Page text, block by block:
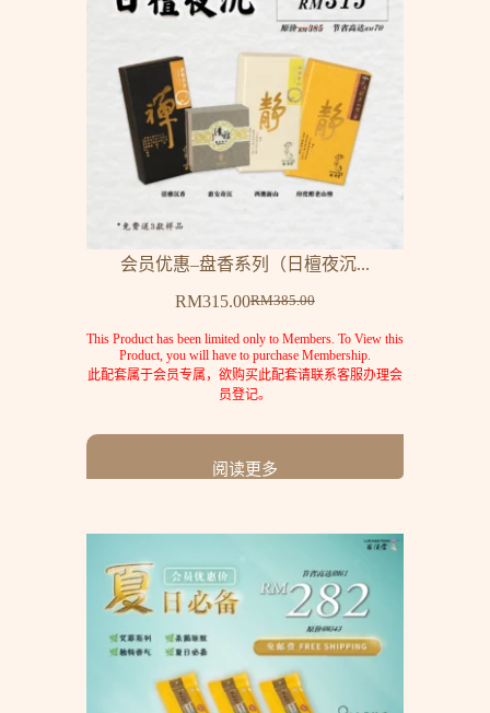
会员优惠–盘香系列（日檀夜沉...
RM385.00
RM315.00
This Product has been limited only to Members. To View this
Product, you will have to purchase Membership.
此配套属于会员专属，欲购买此配套请联系客服办理会
员登记。
阅读更多